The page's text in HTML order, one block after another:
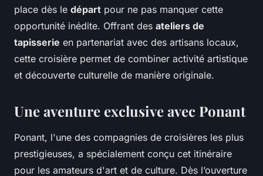
place dès le départ pour ne pas manquer cette
opportunité inédite. Offrant des ateliers de
tapisserie en partenariat avec des artisans locaux,
cette croisière permet de combiner activité artistique
et découverte culturelle de manière originale.
Une aventure exclusive avec Ponant
Ponant, l'une des compagnies de croisières les plus
prestigieuses, a spécialement conçu cet itinéraire
pour les amateurs d'art et de culture. Dès l’ouverture